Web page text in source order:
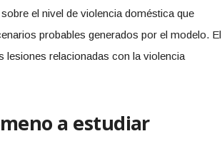
el nivel de violencia doméstica que
probables generados por el modelo. El
lesiones relacionadas con la violencia
a estudiar